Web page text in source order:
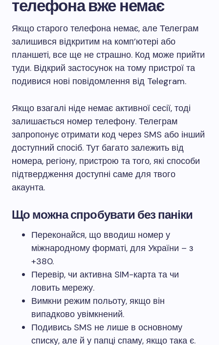
телефона вже немає
Якщо старого телефона немає, але Телеграм
залишився відкритим на комп’ютері або
планшеті, все ще не страшно. Код може прийти
туди. Відкрий застосунок на тому пристрої та
подивися нові повідомлення від Telegram.
Якщо взагалі ніде немає активної сесії, тоді
залишається номер телефону. Телеграм
запропонує отримати код через SMS або інший
доступний спосіб. Тут багато залежить від
номера, регіону, пристрою та того, які способи
підтвердження доступні саме для твого
акаунта.
Що можна спробувати без паніки
Переконайся, що вводиш номер у
міжнародному форматі, для України – з
+380.
Перевір, чи активна SIM-карта та чи
ловить мережу.
Вимкни режим польоту, якщо він
випадково увімкнений.
Подивись SMS не лише в основному
списку, але й у папці спаму, якщо така є.